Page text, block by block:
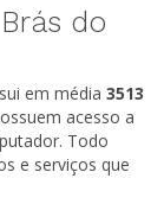
do
em média 3513
acesso a
Todo
e serviços que